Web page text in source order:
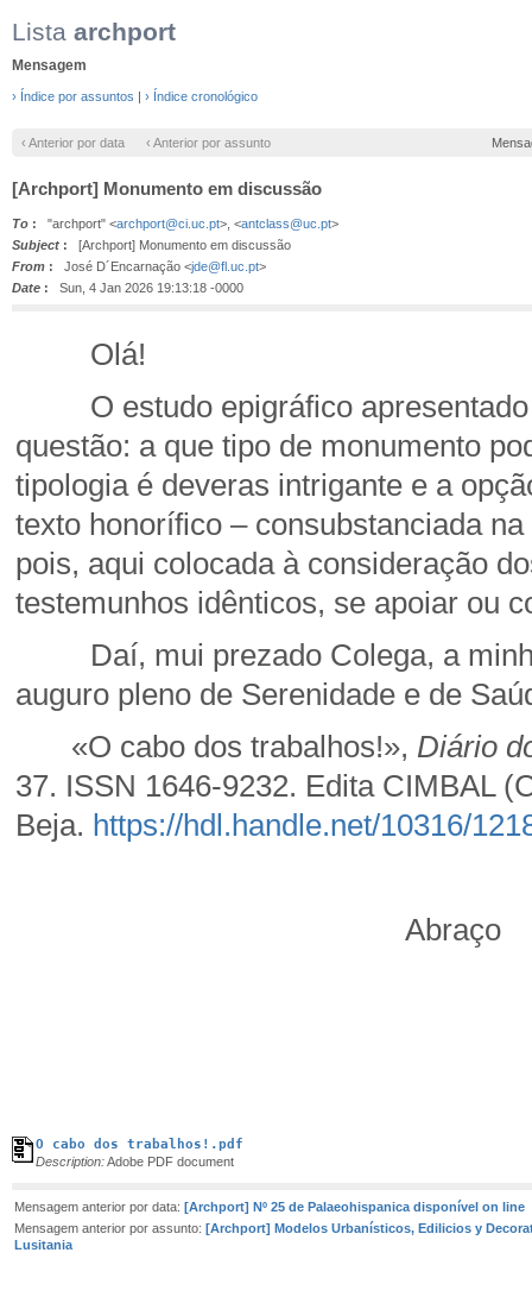
Lista archport
Mensagem
› Índice por assuntos | › Índice cronológico
‹ Anterior por data ‹ Anterior por assunto
[Archport] Monumento em discussão
To : "archport" <archport@ci.uc.pt>, <antclass@uc.pt>
Subject : [Archport] Monumento em discussão
From : José D´Encarnação <jde@fl.uc.pt>
Date : Sun, 4 Jan 2026 19:13:18 -0000
Olá!
O estudo epigráfico apresentado
questão: a que tipo de monumento
tipologia é deveras intrigante e a
texto honorífico – consubstanciada
pois, aqui colocada à consideração
testemunhos idênticos, se apoiar ou
Daí, mui prezado Colega, a
auguro pleno de Serenidade e de
«O cabo dos trabalhos!», Diário
37. ISSN 1646-9232. Edita CIMBAL
Beja. https://hdl.handle.net/10316/
Abraço
O cabo dos trabalhos!.pdf
Description:Adobe PDF document
Mensagem anterior por data: [Archport] Nº 25 de Palaeohispanica disponível on line
Mensagem anterior por assunto: [Archport] Modelos Urbanísticos, Edilicios y
Lusitania